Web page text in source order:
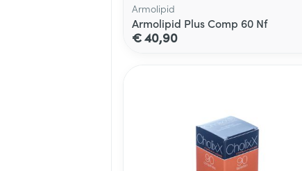
Armolipid
Armolipid Plus Comp 60 Nf
€ 40,90